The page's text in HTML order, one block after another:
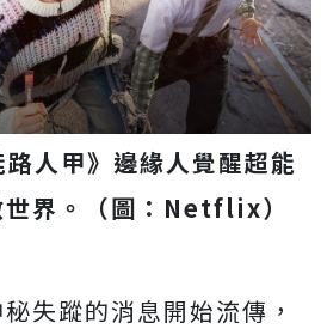
甲》邊緣人覺醒超能
界。（圖：Netflix）
失蹤的消息開始流傳，